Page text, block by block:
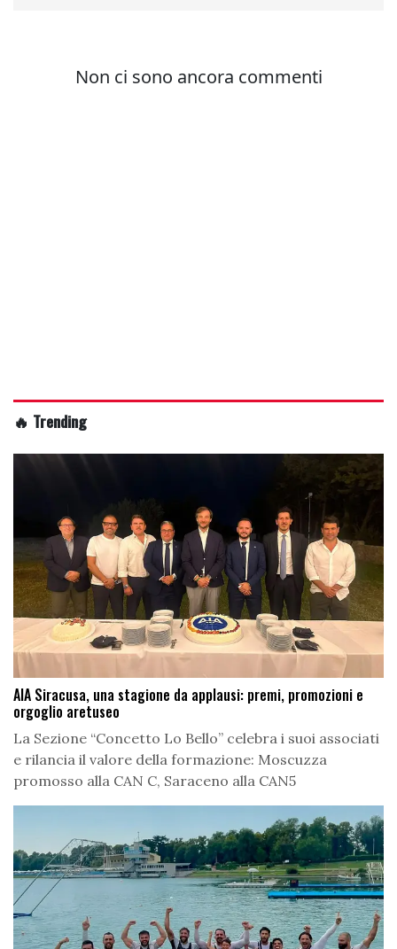
🔥 Trending
AIA Siracusa, una stagione da applausi: premi, promozioni e
orgoglio aretuseo
La Sezione “Concetto Lo Bello” celebra i suoi associati
e rilancia il valore della formazione: Moscuzza
promosso alla CAN C, Saraceno alla CAN5